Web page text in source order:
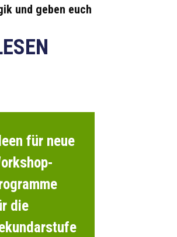
und geben euch
für neue
die